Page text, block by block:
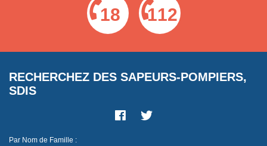
18 112
RECHERCHEZ DES SAPEURS-POMPIERS,
SDIS
Par Nom de Famille :